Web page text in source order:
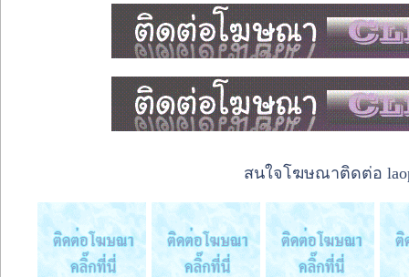
สนใจโฆษณาติดต่อ